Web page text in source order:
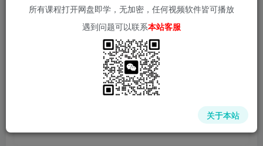
所有课程打开网盘即学，无加密，任何视频软件皆可播放
遇到问题可以联系本站客服
关于本站